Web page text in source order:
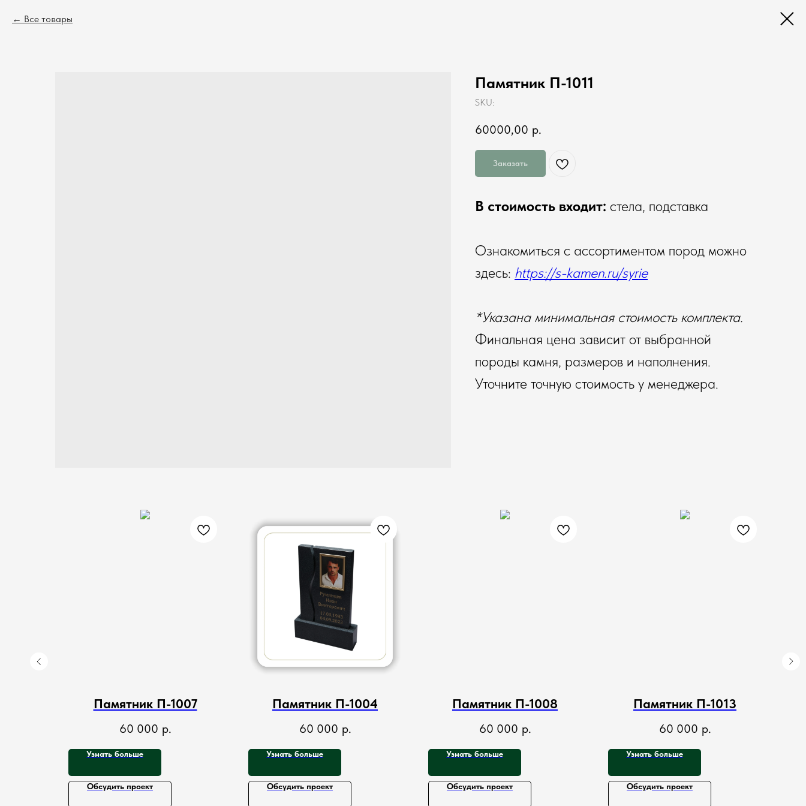
Все товары
Памятник П-1011
SKU:
60000,00 р.
Заказать
В стоимость входит: стела, подставка
Ознакомиться с ассортиментом пород можно
здесь: https://s-kamen.ru/syrie
*Указана минимальная стоимость комплекта.
Финальная цена зависит от выбранной
породы камня, размеров и наполнения.
Уточните точную стоимость у менеджера.
Памятник П-1007
60 000 р.
Узнать больше
Обсудить проект
Памятник П-1004
60 000 р.
Узнать больше
Обсудить проект
Памятник П-1008
60 000 р.
Узнать больше
Обсудить проект
Памятник П-1013
60 000 р.
Узнать больше
Обсудить проект